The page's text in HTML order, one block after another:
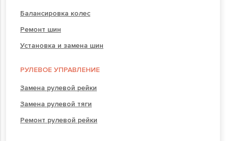
Балансировка колес
Ремонт шин
Установка и замена шин
РУЛЕВОЕ УПРАВЛЕНИЕ
Замена рулевой рейки
Замена рулевой тяги
Ремонт рулевой рейки